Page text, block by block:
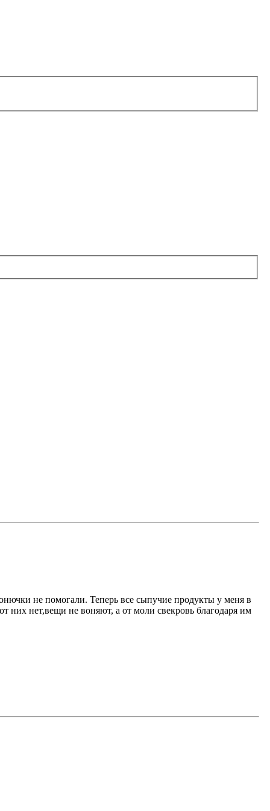
не помогали. Теперь все сыпучие продукты у меня в
них нет,вещи не воняют, а от моли свекровь благодаря им